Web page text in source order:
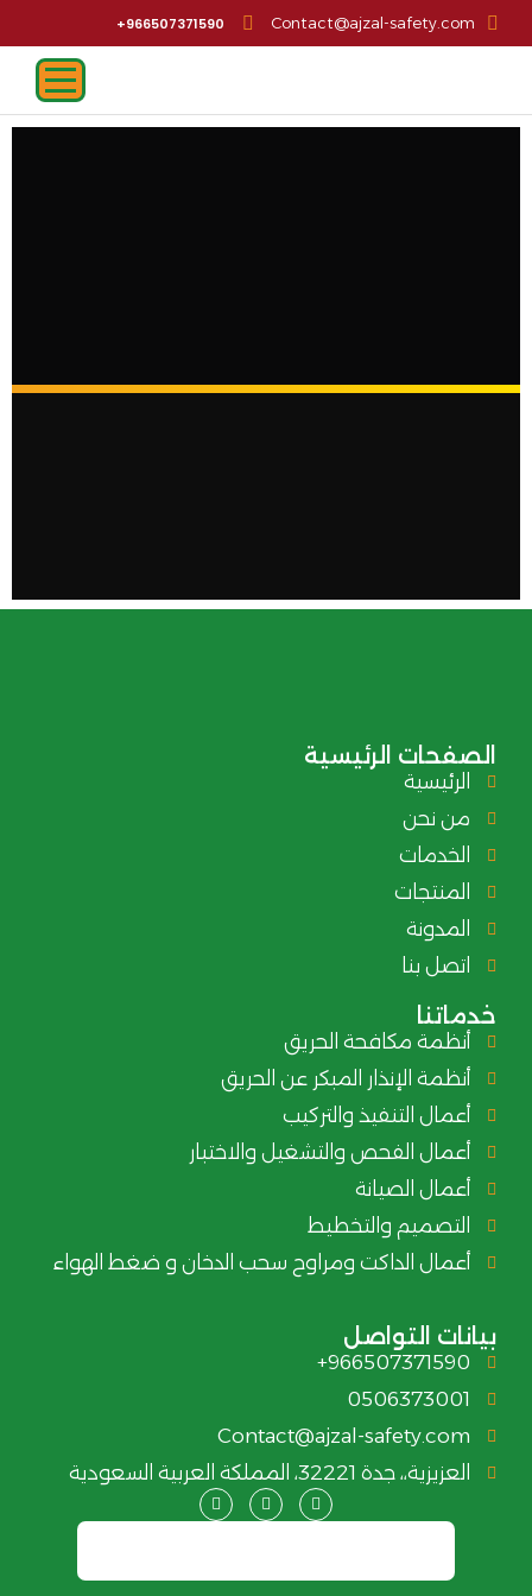
Contact@ajzal-safety.com
966507371590+
الصفحات الرئيسية
الرئيسية
من نحن
الخدمات
المنتجات
المدونة
اتصل بنا
خدماتنا
أنظمة مكافحة الحريق
أنظمة الإنذار المبكر عن الحريق
أعمال التنفيذ والتركيب
أعمال الفحص والتشغيل والاختبار
أعمال الصيانة
التصميم والتخطيط
أعمال الداكت ومراوح سحب الدخان و ضغط الهواء
بيانات التواصل
966507371590+
0506373001
Contact@ajzal-safety.com
العزيزية،، جدة 32221، المملكة العربية السعودية